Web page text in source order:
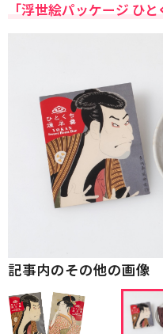
「浮世絵パッケージ ひ
記事内のその他の画像